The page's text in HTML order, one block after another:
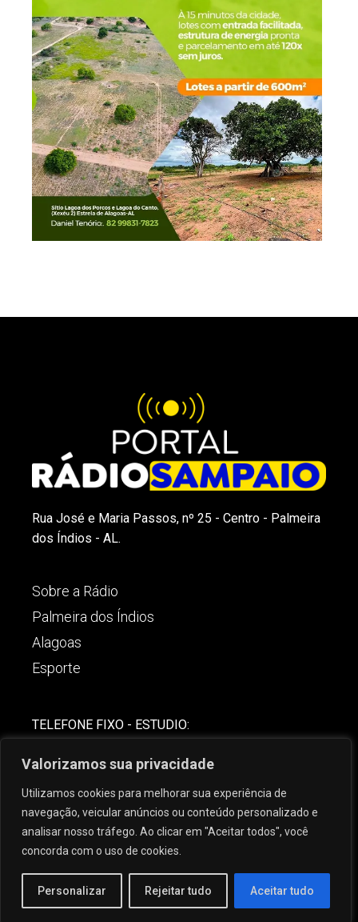
Valorizamos sua privacidade
Utilizamos cookies para melhorar sua experiência de
navegação, veicular anúncios ou conteúdo personalizado e
analisar nosso tráfego. Ao clicar em "Aceitar todos", você
concorda com o uso de cookies.
Personalizar Rejeitar tudo Aceitar tudo
Rua José e Maria Passos, nº 25 - Centro - Palmeira
dos Índios - AL.
Sobre a Rádio
Palmeira dos Índios
Alagoas
Esporte
TELEFONE FIXO - ESTUDIO:
(82) 99621-8806